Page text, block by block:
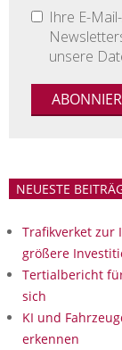
Ihre E-
unsere
NEUESTE
Trafikverket zur
größere
Tertialbericht
sich
KI und
erkennen